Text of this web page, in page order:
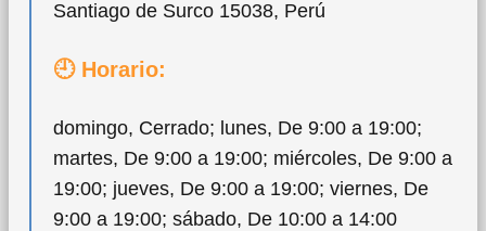
Santiago de Surco 15038, Perú
🕘 Horario:
domingo, Cerrado; lunes, De 9:00 a 19:00;
martes, De 9:00 a 19:00; miércoles, De 9:00 a
19:00; jueves, De 9:00 a 19:00; viernes, De
9:00 a 19:00; sábado, De 10:00 a 14:00